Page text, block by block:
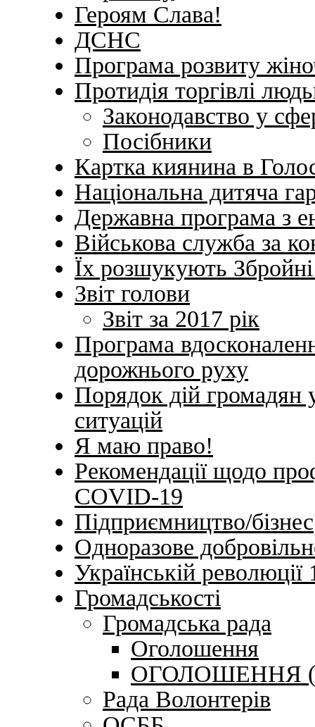
Героям Слава!
ДСНС
Програма розвиту
Протидія торгівлі
Законодавство у
Посібники
Картка киянина в
Національна дитяча
Державна програма з
Військова служба за
Їх розшукують
Звіт голови
Звіт за 2017 рік
Програма
дорожнього руху
Порядок дій громадян
ситуацій
Я маю право!
Рекомендації щодо
COVID-19
Підприємництво/бізнес
Одноразове
Українській
Громадськості
Громадська рада
Оголошення
ОГОЛОШЕННЯ
Рада Волонтерів